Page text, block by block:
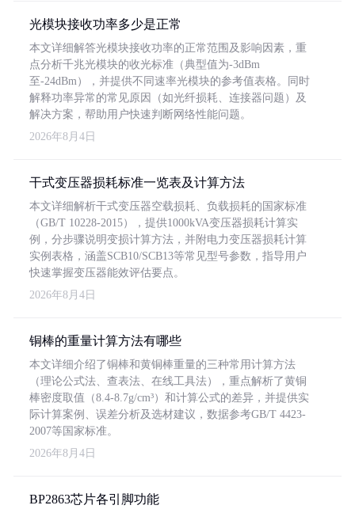
光模块接收功率多少是正常
本文详细解答光模块接收功率的正常范围及影响因素，重
点分析千兆光模块的收光标准（典型值为-3dBm
至-24dBm），并提供不同速率光模块的参考值表格。同时
解释功率异常的常见原因（如光纤损耗、连接器问题）及
解决方案，帮助用户快速判断网络性能问题。
2026年8月4日
干式变压器损耗标准一览表及计算方法
本文详细解析干式变压器空载损耗、负载损耗的国家标准
（GB/T 10228-2015），提供1000kVA变压器损耗计算实
例，分步骤说明变损计算方法，并附电力变压器损耗计算
实例表格，涵盖SCB10/SCB13等常见型号参数，指导用户
快速掌握变压器能效评估要点。
2026年8月4日
铜棒的重量计算方法有哪些
本文详细介绍了铜棒和黄铜棒重量的三种常用计算方法
（理论公式法、查表法、在线工具法），重点解析了黄铜
棒密度取值（8.4-8.7g/cm³）和计算公式的差异，并提供实
际计算案例、误差分析及选材建议，数据参考GB/T 4423-
2007等国家标准。
2026年8月4日
BP2863芯片各引脚功能